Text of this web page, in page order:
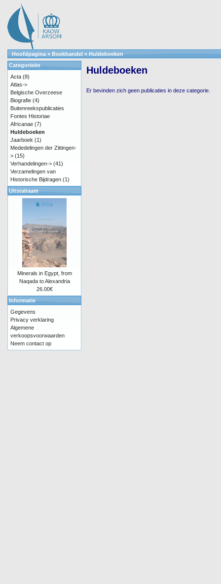
Hoofdpagina » Boekhandel » Huldeboeken
Huldeboeken
Er bevinden zich geen publicaties in deze categorie.
Categorieën
Acta (8)
Atlas->
Belgische Overzeese
Biografie (4)
Buitenreekspublicaties
Fontes Historiae
Africanae (7)
Huldeboeken
Jaarboek (1)
Mededelingen der Zittingen-
> (15)
Verhandelingen-> (41)
Verzamelingen van
Historische Bijdragen (1)
Uitstalraam
Minerals in Egypt, from
Naqada to Alexandria
26.00€
Informatie
Gegevens
Privacy verklaring
Algemene
verkoopsvoorwaarden
Neem contact op